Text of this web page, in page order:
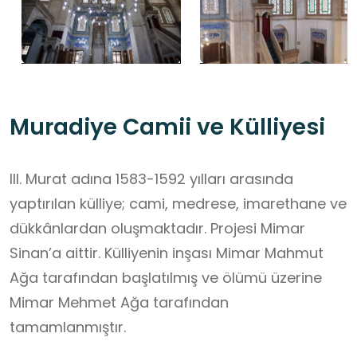
Muradiye Camii ve Külliyesi
III. Murat adına 1583-1592 yılları arasında
yaptırılan külliye; cami, medrese, imarethane ve
dükkânlardan oluşmaktadır. Projesi Mimar
Sinan’a aittir. Külliyenin inşası Mimar Mahmut
Ağa tarafından başlatılmış ve ölümü üzerine
Mimar Mehmet Ağa tarafından
tamamlanmıştır.